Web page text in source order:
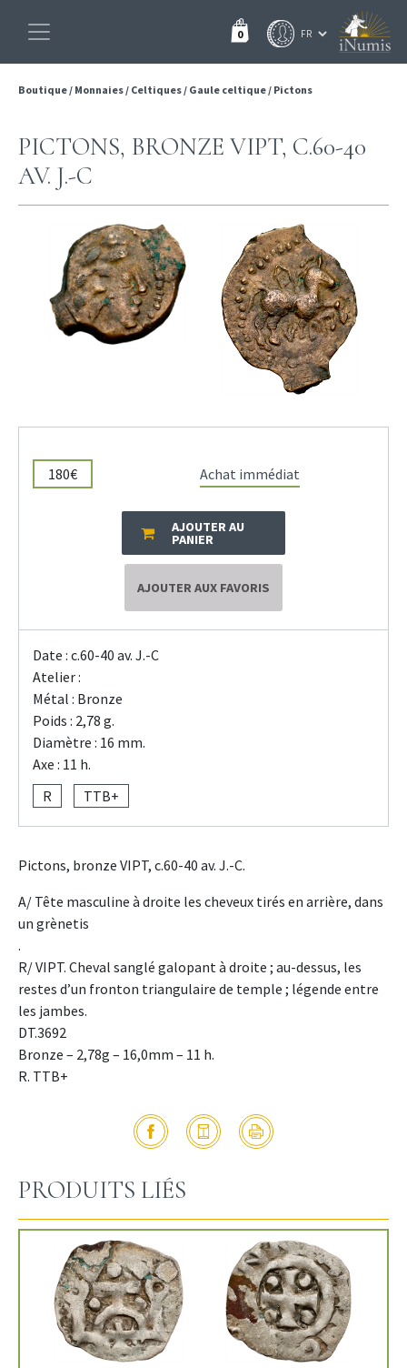
0
Boutique/ Monnaies/ Celtiques/ Gaule celtique/ Pictons
PICTONS, BRONZE VIPT, C.60-40
AV. J.-C
180€ Achat immédiat
AJOUTER AU
PANIER
AJOUTER AUX FAVORIS
Date : c.60-40 av. J.-C
Atelier :
Métal : Bronze
Poids : 2,78 g.
Diamètre : 16 mm.
Axe : 11 h.
R
TTB+
Pictons, bronze VIPT, c.60-40 av. J.-C.
A/ Tête masculine à droite les cheveux tirés en arrière, dans
un grènetis
.
R/ VIPT. Cheval sanglé galopant à droite ; au-dessus, les
restes d’un fronton triangulaire de temple ; légende entre
les jambes.
DT.3692
Bronze – 2,78g – 16,0mm – 11 h.
R. TTB+
PRODUITS LIÉS